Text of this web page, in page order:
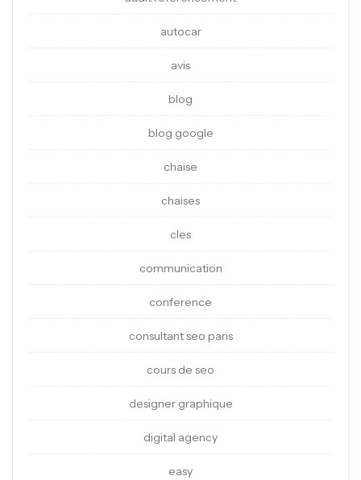
autocar
avis
blog
blog google
chaise
chaises
cles
communication
conference
consultant seo paris
cours de seo
designer graphique
digital agency
easy